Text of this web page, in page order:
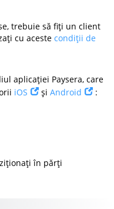
trebuie să fiți un client
cu aceste condiții de
aplicației Paysera, care
iOS și Android
:
în părți